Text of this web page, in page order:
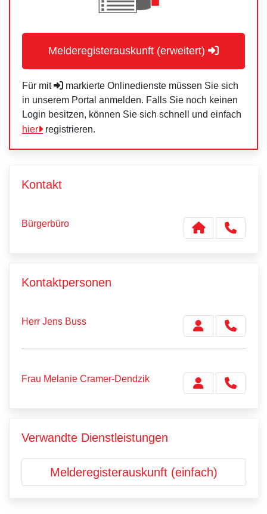
Melderegisterauskunft (erweitert)
Für mit
markierte Onlinedienste müssen Sie sich
in unserem Portal anmelden. Falls Sie noch keinen
Login besitzen, können Sie sich schnell und einfach
hier
registrieren.
Kontakt
Bürgerbüro
Kontaktpersonen
Herr Jens Buss
Frau Melanie Cramer-Dendzik
Verwandte Dienstleistungen
Melderegisterauskunft (einfach)